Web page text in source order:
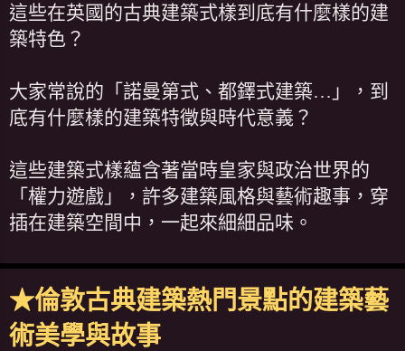
這些在英國的古典建築式樣到底有什麼樣的建
築特色？
大家常說的「諾曼第式、都鐸式建築…」，到
底有什麼樣的建築特徵與時代意義？
這些建築式樣蘊含著當時皇家與政治世界的
「權力遊戲」，許多建築風格與藝術趣事，穿
插在建築空間中，一起來細細品味。
★倫敦古典建築熱門景點的建築藝
術美學與故事